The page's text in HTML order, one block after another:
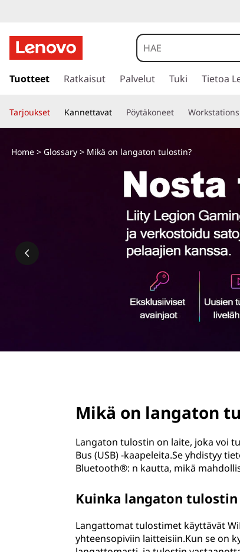
i
r
y
ä
Tuotteet Ratkaisut Palvelut Tuki Tietoa
Tarjoukset Kannettavat Pöytäkoneet Workstations
Home> Glossary> Mikä on langaton tulostin?
Mikä on langaton
Langaton tulostin on laite, joka voi
Bus (USB) -kaapeleita.Se yhdistyy
Bluetooth®: n kautta, mikä
Kuinka langaton
Langattomat tulostimet käyttävät
yhteensopiviin laitteisiin.Kun se on